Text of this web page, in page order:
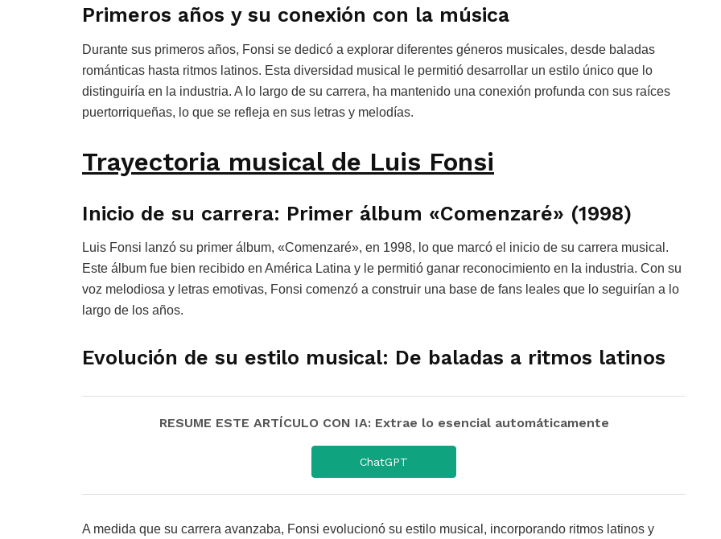
Primeros años y su conexión con la música
Durante sus primeros años, Fonsi se dedicó a explorar diferentes géneros musicales, desde baladas
románticas hasta ritmos latinos. Esta diversidad musical le permitió desarrollar un estilo único que lo
distinguiría en la industria. A lo largo de su carrera, ha mantenido una conexión profunda con sus raíces
puertorriqueñas, lo que se refleja en sus letras y melodías.
Trayectoria musical de Luis Fonsi
Inicio de su carrera: Primer álbum «Comenzaré» (1998)
Luis Fonsi lanzó su primer álbum, «Comenzaré», en 1998, lo que marcó el inicio de su carrera musical.
Este álbum fue bien recibido en América Latina y le permitió ganar reconocimiento en la industria. Con su
voz melodiosa y letras emotivas, Fonsi comenzó a construir una base de fans leales que lo seguirían a lo
largo de los años.
Evolución de su estilo musical: De baladas a ritmos latinos
RESUME ESTE ARTÍCULO CON IA: Extrae lo esencial automáticamente
ChatGPT
A medida que su carrera avanzaba, Fonsi evolucionó su estilo musical, incorporando ritmos latinos y